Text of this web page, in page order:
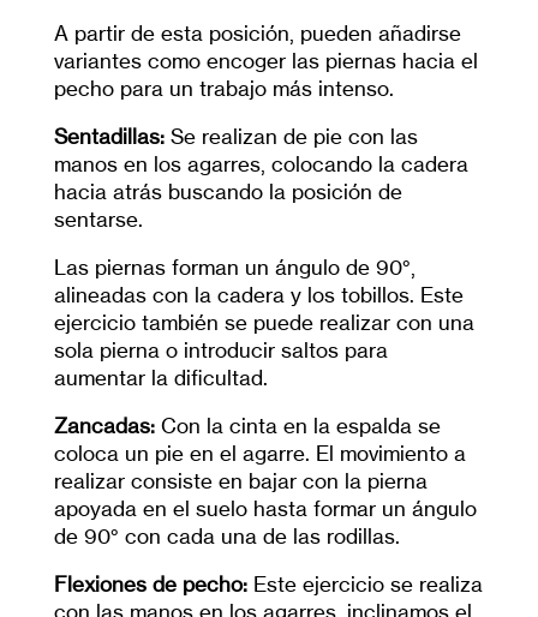
A partir de esta posición, pueden añadirse
variantes como encoger las piernas hacia el
pecho para un trabajo más intenso.
Sentadillas:Se realizan de pie con las
manos en los agarres, colocando la cadera
hacia atrás buscando la posición de
sentarse.
Las piernas forman un ángulo de 90°,
alineadas con la cadera y los tobillos. Este
ejercicio también se puede realizar con una
sola pierna o introducir saltos para
aumentar la dificultad.
Zancadas: Con la cinta en la espalda se
coloca un pie en el agarre. El movimiento a
realizar consiste en bajar con la pierna
apoyada en el suelo hasta formar un ángulo
de 90° con cada una de las rodillas.
Flexiones de pecho:Este ejercicio se realiza
con las manos en los agarres, inclinamos el